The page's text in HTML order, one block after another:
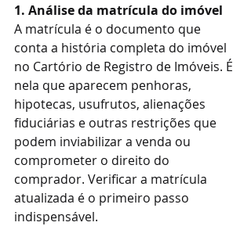
1. Análise da matrícula do imóvel
A matrícula é o documento que
conta a história completa do imóvel
no Cartório de Registro de Imóveis. É
nela que aparecem penhoras,
hipotecas, usufrutos, alienações
fiduciárias e outras restrições que
podem inviabilizar a venda ou
comprometer o direito do
comprador. Verificar a matrícula
atualizada é o primeiro passo
indispensável.